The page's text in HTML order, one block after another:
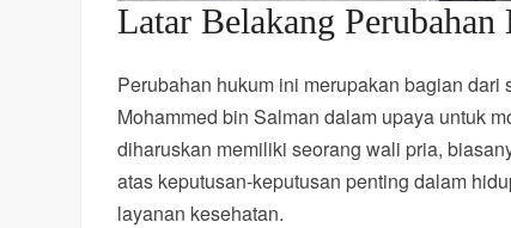
Latar Belakang Perubahan
Perubahan hukum ini merupakan bagian
Mohammed bin Salman dalam upaya untuk
diharuskan memiliki seorang wali pria,
atas keputusan-keputusan penting dalam
layanan kesehatan.